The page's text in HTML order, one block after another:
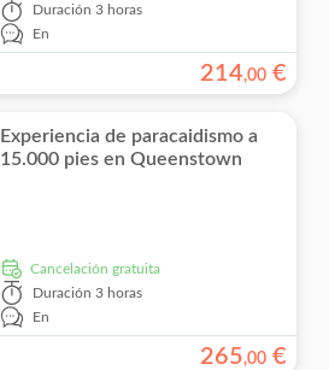
Duración 3 horas
En
214,00 €
Experiencia de paracaidismo a
15.000 pies en Queenstown
cancelación gratuita
Duración 3 horas
En
265,00 €